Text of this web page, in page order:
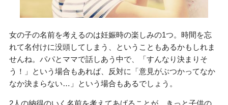
女の子の名前を考えるのは妊娠時の楽しみの1つ。時間を忘
れて名付けに没頭してしまう、ということもあるかもしれま
せんね。パパとママで話しあう中で、「すんなり決まりそ
う！」という場合もあれば、反対に「意見がぶつかってなか
なか決まらない…」という場合もあるでしょう。